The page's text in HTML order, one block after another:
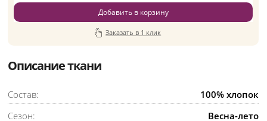
Добавить в корзину
Заказать в 1 клик
Описание ткани
Состав:
100% хлопок
Сезон:
Весна-лето